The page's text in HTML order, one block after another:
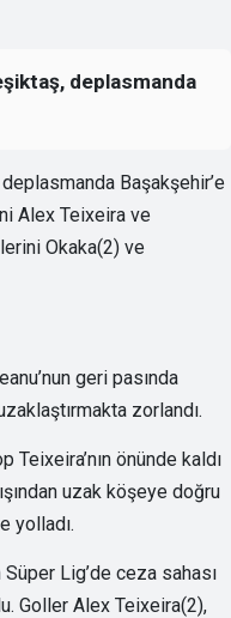
deplasmanda
Başakşehir’e
Alex Teixeira ve
Okaka(2) ve
geri pasında
zorlandı.
önünde kaldı
uzak köşeye doğru
yolladı.
Lig’de ceza sahası
Goller Alex Teixeira(2),